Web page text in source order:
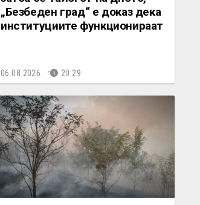
„Безбеден град“ е доказ дека
институциите функционираат
06.08.2026. 20:29